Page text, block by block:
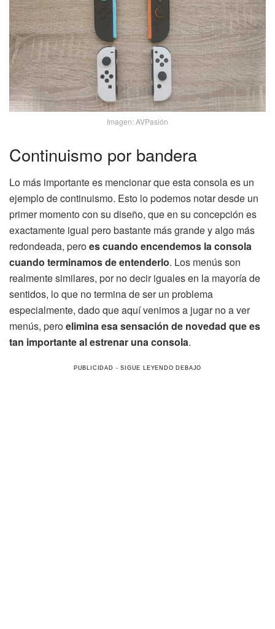
Imagen: AVPasión
Continuismo por bandera
Lo más importante es mencionar que esta consola es un
ejemplo de continuismo. Esto lo podemos notar desde un
primer momento con su diseño, que en su concepción es
exactamente igual pero bastante más grande y algo más
redondeada, peroes cuando encendemos la consola
cuando terminamos de entenderlo. Los menús son
realmente similares, por no decir iguales en la mayoría de
sentidos, lo que no termina de ser un problema
especialmente, dado que aquí venimos a jugar no a ver
menús, peroelimina esa sensación de novedad que es
tan importante al estrenar una consola.